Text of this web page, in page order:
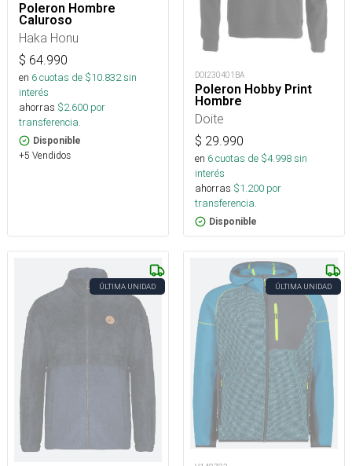
Poleron Hombre
Caluroso
Haka Honu
$ 64.990
en 6cuotas de $10.832sin
interés
ahorras $2.600 por
transferencia.
Disponible
+5 Vendidos
DOI230401BA
Poleron Hobby Print
Hombre
Doite
$ 29.990
en 6cuotas de $4.998sin
interés
ahorras $1.200 por
transferencia.
Disponible
ÚLTIMA UNIDAD ÚLTIMA UNIDAD